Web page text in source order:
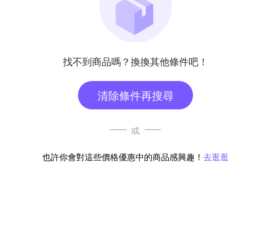
找不到商品嗎？換換其他條件吧！
清除條件再搜尋
或
也許你會對這些價格優惠中的商品感興趣！ 去逛逛